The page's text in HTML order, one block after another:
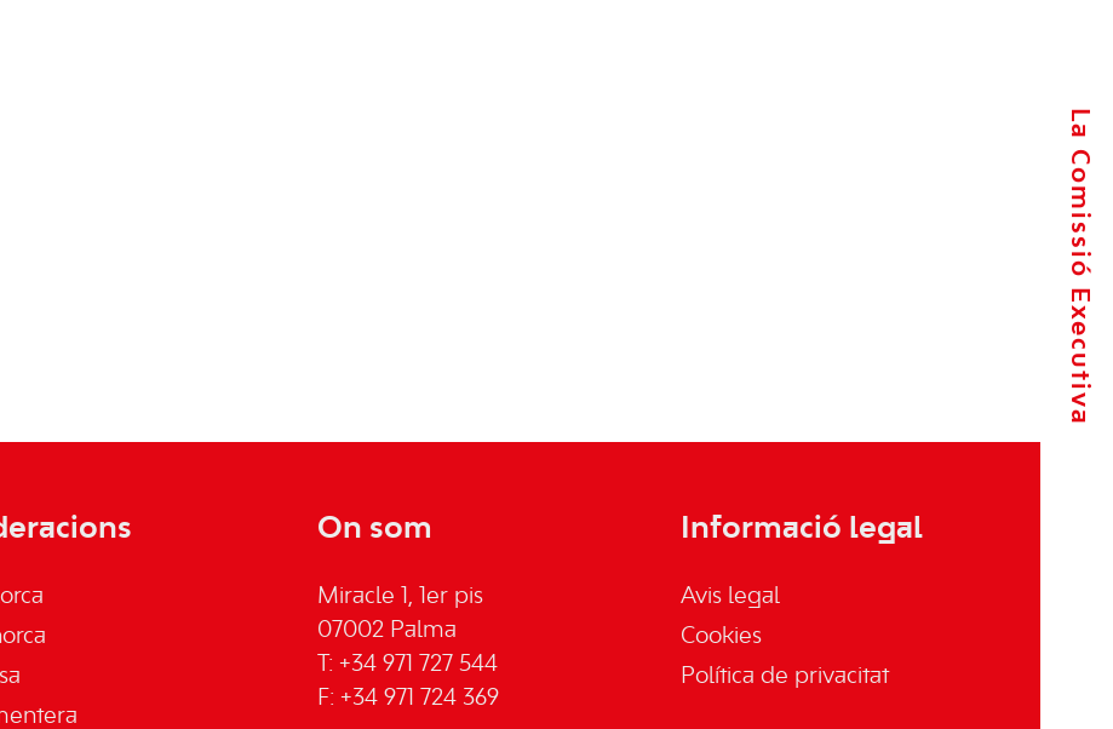
La Comissió Executiva
On som
Miracle 1, 1er pis
07002 Palma
T: +34 971 727 544
F: +34 971 724 369
Informació legal
Avis legal
Cookies
Política de privacitat